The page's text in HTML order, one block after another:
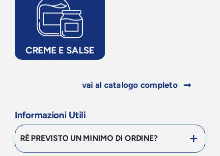
CREME E SALSE
vai al catalogo completo
Informazioni Utili
RÈ PREVISTO UN MINIMO DI ORDINE?